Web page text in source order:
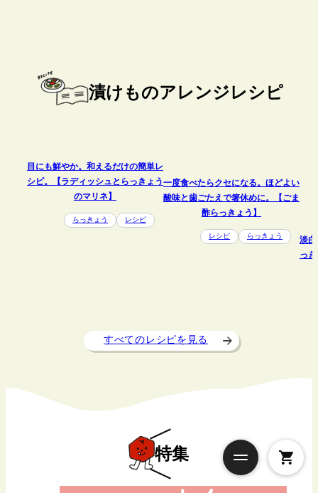
漬けものアレンジレシピ
すべてのレシピを見る
目にも鮮やか。和えるだけの簡単レ
シピ。【ラディッシュとらっきょう
のマリネ】
らっきょう レシピ
一度食べたらクセになる。ほどよい
酸味と歯ごたえで箸休めに。【ごま
酢らっきょう】
レシピ らっきょう
淡
っ
特集